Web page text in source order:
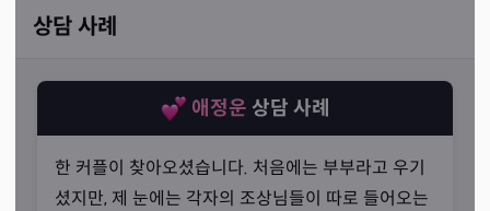
고 말씀하셨습니다.
상담 사례
애정운 상담 사례
한 커플이 찾아오셨습니다. 처음에는 부부라고 우기
셨지만, 제 눈에는 각자의 조상님들이 따로 들어오는